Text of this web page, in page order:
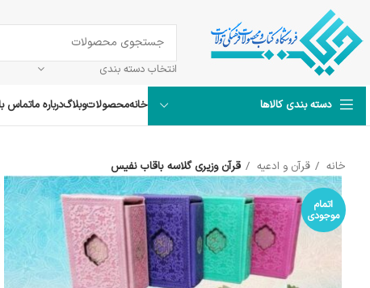
انتخاب دسته بندی
دسته بندی کالاها خانهمحصولاتوبلاگدرباره ماتماس
خانه قرآن و ادعیه قرآن وزیری گلاسه باقاب نفیس
اتمام
موجودی